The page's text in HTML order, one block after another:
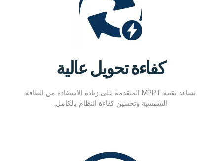
كفاءة تحويل عالية
تساعد تقنية MPPT المتقدمة على زيادة الاستفادة من الطاقة
الشمسية وتحسين كفاءة النظام بالكامل.